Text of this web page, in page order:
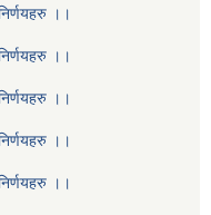
।।
।।
।।
।।
।।